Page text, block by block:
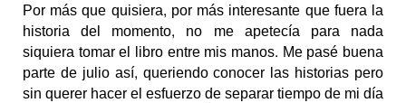
Por más que quisiera, por más interesante que fuera la
historia del momento, no me apetecía para nada
siquiera tomar el libro entre mis manos. Me pasé buena
parte de julio así, queriendo conocer las historias pero
sin querer hacer el esfuerzo de separar tiempo de mi día